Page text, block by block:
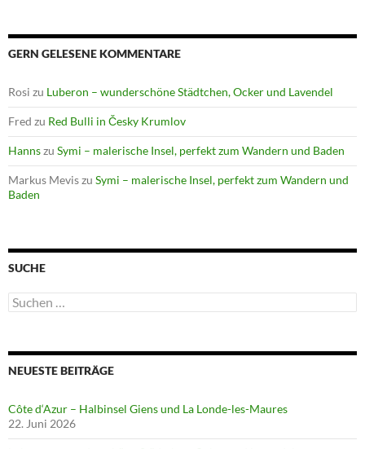
GERN GELESENE KOMMENTARE
Rosi zu Luberon – wunderschöne Städtchen, Ocker und Lavendel
Fred zu Red Bulli in Česky Krumlov
Hannszu Symi – malerische Insel, perfekt zum Wandern und Baden
Markus Meviszu Symi – malerische Insel, perfekt zum Wandern und
Baden
SUCHE
Suchen
nach:
NEUESTE BEITRÄGE
Côte d‘Azur – Halbinsel Giens und La Londe-les-Maures
22. Juni 2026